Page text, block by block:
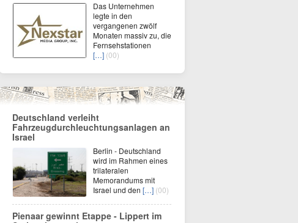
Das Unternehmen
legte in den
vergangenen zwölf
Monaten massiv zu, die
Fernsehstationen
[…] (00)
Deutschland verleiht
Fahrzeugdurchleuchtungsanlagen an
Israel
Berlin - Deutschland
wird im Rahmen eines
trilateralen
Memorandums mit
Israel und den […] (00)
Pienaar gewinnt Etappe - Lippert im